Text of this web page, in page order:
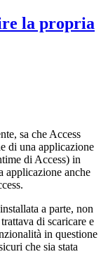
la propria
sa che Access
di una applicazione
di Access) in
applicazione anche
a parte, non
di scaricare e
in questione
che sia stata